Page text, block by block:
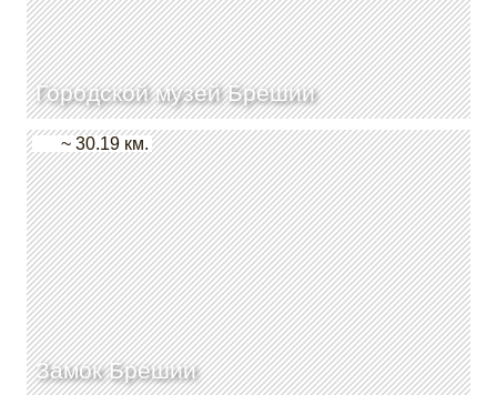
Городской музей Брешии
Замок Брешии
~ 30.19 км.